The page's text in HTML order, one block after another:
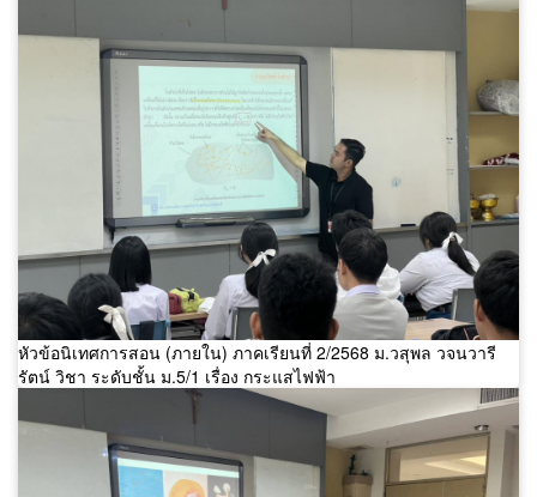
หัวข้อนิเทศการสอน (ภายใน) ภาคเรียนที่ 2/2568 ม.วสุพล วจนวารี
รัตน์ วิชา ระดับชั้น ม.5/1 เรื่อง กระแสไฟฟ้า